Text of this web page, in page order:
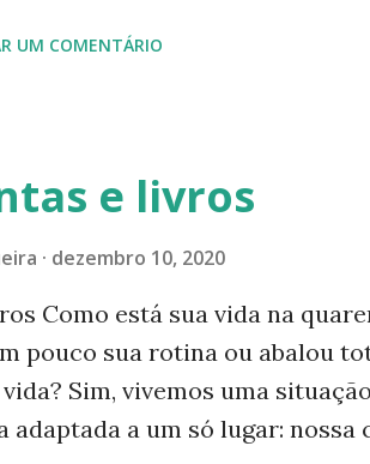
no Multivias, em: 1-
2021/
2010/
@luisanogueiraautora
aponte a câmera de seu
Luísa Nogueira Pinterest:
----------- Este blog foi
UM COMENTÁRIO
e livros
dezembro 10, 2020
Como está sua vida na
pouco sua rotina ou abalou
Sim, vivemos uma
adaptada a um só lugar: nossa